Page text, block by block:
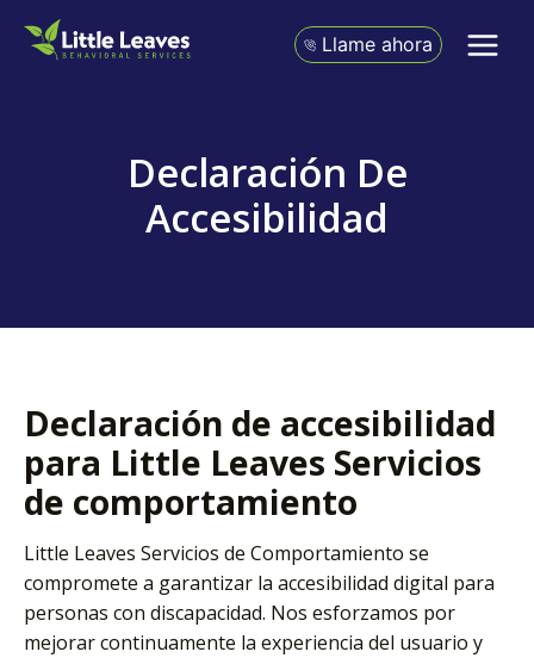
Llame ahora
Declaración De
Accesibilidad
Declaración de accesibilidad
para Little Leaves Servicios
de comportamiento
Little Leaves Servicios de Comportamiento se
compromete a garantizar la accesibilidad digital para
personas con discapacidad. Nos esforzamos por
mejorar continuamente la experiencia del usuario y